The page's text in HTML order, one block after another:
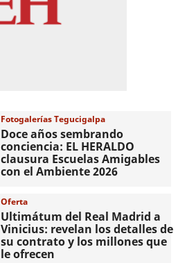
Fotogalerías Tegucigalpa
Doce años sembrando
conciencia: EL HERALDO
clausura Escuelas Amigables
con el Ambiente 2026
Oferta
Ultimátum del Real Madrid a
Vinicius: revelan los detalles de
su contrato y los millones que
le ofrecen